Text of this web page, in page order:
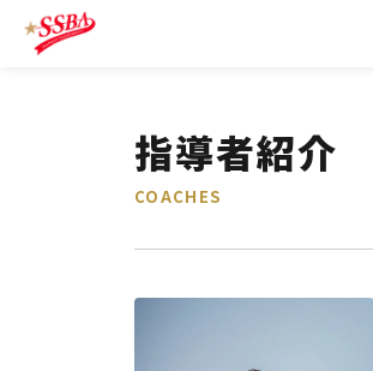
指導者紹介
COACHES